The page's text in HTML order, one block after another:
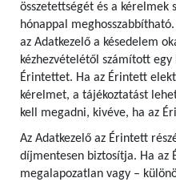
összetettségét és a kérelmek
hónappal
az Adatkezelő a késedelem
kézhezvételétől számított
Érintettet. Ha az Érintett
kérelmet, a tájékoztatást
kell megadni, kivéve, ha az
Az Adatkezelő az Érintett
díjmentesen biztosítja. Ha
megalapozatlan vagy –